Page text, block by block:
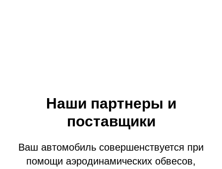
Наши партнеры и
поставщики
Ваш автомобиль совершенствуется при
помощи аэродинамических обвесов,